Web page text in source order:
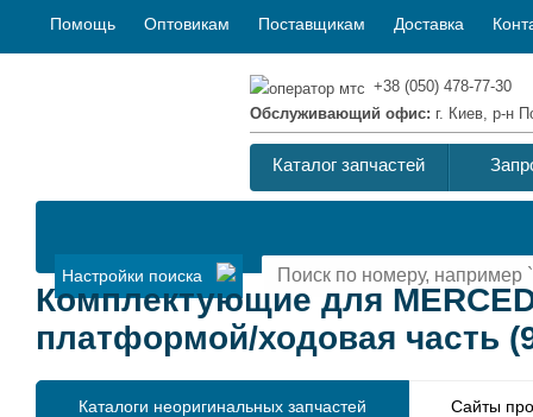
Помощь Оптовикам Поставщикам Доставка
+38 (050) 478-77-30
Обслуживающий офис: г. Киев, р-н
Каталог запчастей
Настройки поиска
Комплектующие для
платформой/ходовая часть
Каталоги неоригинальных запчастей Сайты